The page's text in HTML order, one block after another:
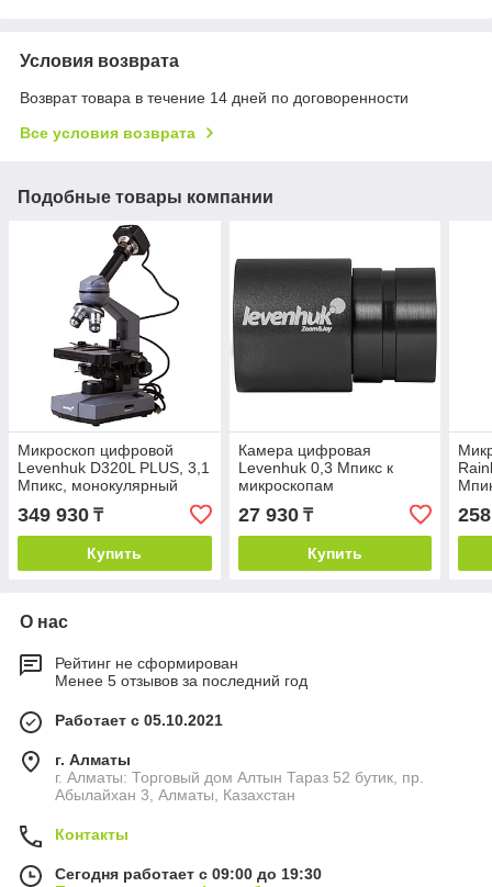
Условия возврата
Возврат товара в течение 14 дней по договоренности
Все условия возврата
Подобные товары компании
Микроскоп цифровой
Levenhuk D320L PLUS, 3,1
Мпикс, монокулярный
349 930 ₸
Купить
Камера цифровая
Levenhuk 0,3 Мпикс к
микроскопам
27 930₸
Купить
О нас
Рейтинг не сформирован
Менее 5 отзывов за последний год
Работает с 05.10.2021
г. Алматы
г. Алматы: Торговый дом Алтын Тараз 52 бутик, пр.
Абылайхан 3, Алматы, Казахстан
Контакты
Сегодня работает с 09:00 до 19:30